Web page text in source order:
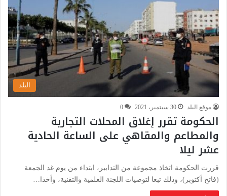
البلد
موقع البلد 30 سبتمبر، 2021 0
الحكومة تقرر إغلاق المحلات التجارية
والمطاعم والمقاهي على الساعة الحادية
عشر ليلا
قررت الحكومة اتخاذ مجموعة من التدابير، ابتداء من يوم غد الجمعة
(فاتح أكتوبر)، وذلك تبعا لتوصيات اللجنة العلمية والتقنية، وأخذا…